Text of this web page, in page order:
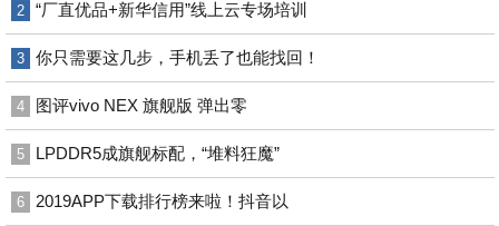
2 “厂直优品+新华信用”线上云专场培训
3 你只需要这几步，手机丢了也能找回！
4 图评vivo NEX 旗舰版 弹出零
5 LPDDR5成旗舰标配，“堆料狂魔”
6 2019APP下载排行榜来啦！抖音以